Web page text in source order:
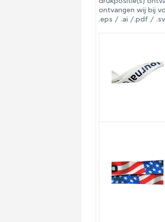
ontvangen wij bij
.eps / .ai /.pdf /